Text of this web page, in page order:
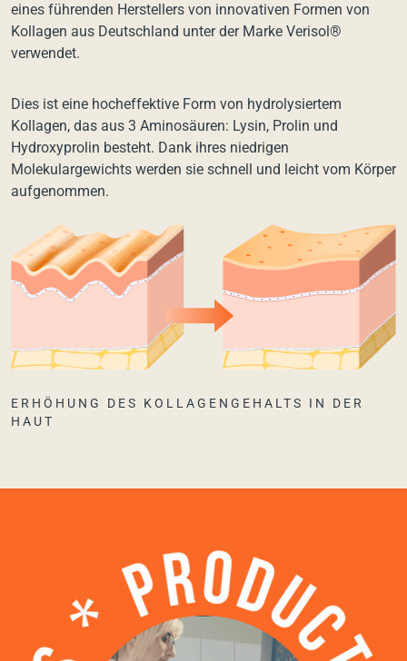
eines führenden Herstellers von innovativen Formen von
Kollagen aus Deutschland unter der Marke Verisol®
verwendet.
Dies ist eine hocheffektive Form von hydrolysiertem
Kollagen, das aus 3 Aminosäuren: Lysin, Prolin und
Hydroxyprolin besteht. Dank ihres niedrigen
Molekulargewichts werden sie schnell und leicht vom Körper
aufgenommen.
ERHÖHUNG DES KOLLAGENGEHALTS IN DER
HAUT